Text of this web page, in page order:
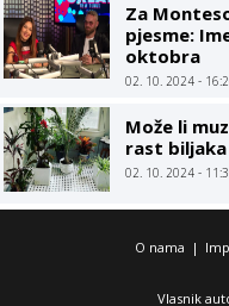
Za
pjesme:
oktobra
02. 10. 2024 -
Može li
rast biljaka
02. 10. 2024 -
O nama |
Vlasnik